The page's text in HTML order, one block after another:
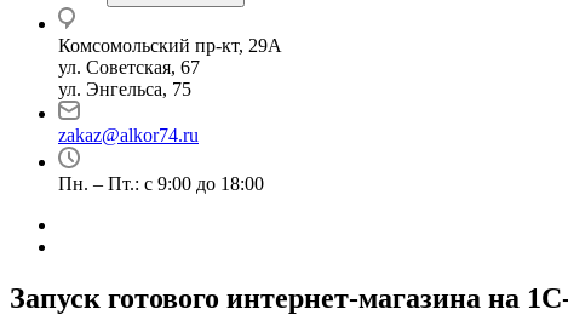
Комсомольский пр-кт, 29А
ул. Советская, 67
ул. Энгельса, 75
zakaz@alkor74.ru
Пн. – Пт.: с 9:00 до 18:00
Запуск готового интернет-магазина на